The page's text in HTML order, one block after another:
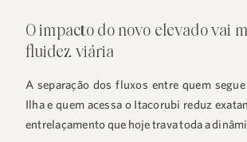
O impacto do novo elevado vai
fluidez viária
A separação dos fluxos entre quem
Ilha e quem acessa o Itacorubi reduz
entrelaçamento que hoje trava toda a